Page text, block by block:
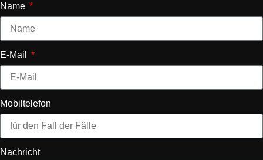
Name
E-Mail
Mobiltelefon
Nachricht